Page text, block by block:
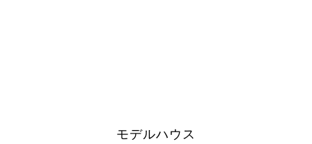
モデルハウス